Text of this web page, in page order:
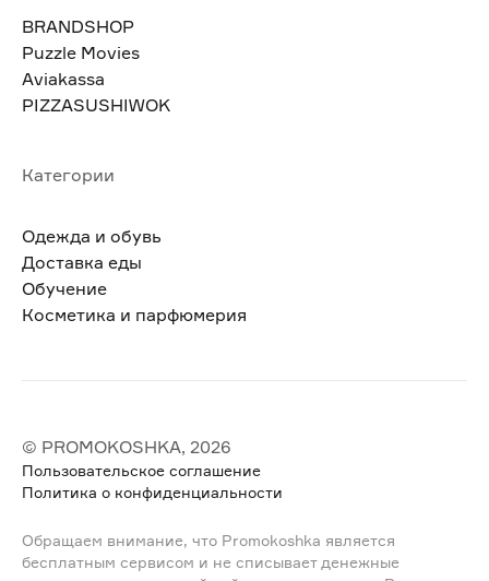
BRANDSHOP
Puzzle Movies
Aviakassa
PIZZASUSHIWOK
Категории
Одежда и обувь
Доставка еды
Обучение
Косметика и парфюмерия
© PROMOKOSHKA, 2026
Пользовательское соглашение
Политика о конфиденциальности
Обращаем внимание, что Promokoshka является
бесплатным сервисом и не списывает денежные